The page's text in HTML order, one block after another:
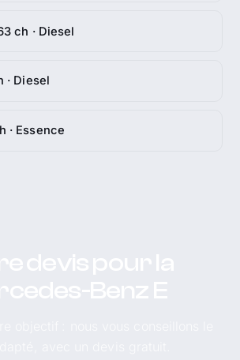
ch · Diesel
· Diesel
· Essence